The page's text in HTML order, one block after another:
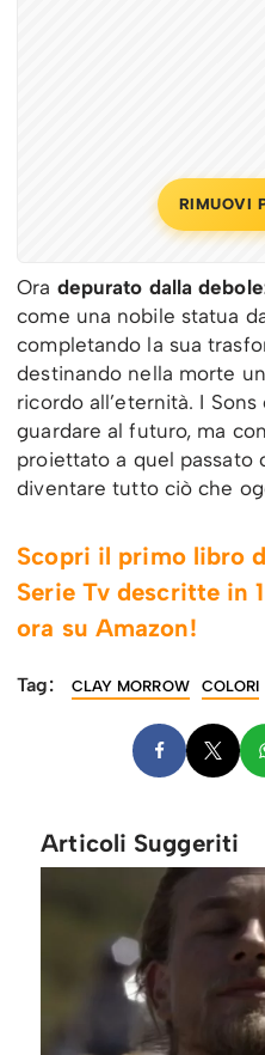
RIMUOVI
Ora depurato dalla
come una nobile statua
completando la sua
destinando nella morte
ricordo all’eternità. I
guardare al futuro, ma
proiettato a quel passato
diventare tutto ciò che
Scopri il primo libro
Serie Tv descritte in
ora su Amazon!
Tag: CLAY MORROW COLORI
Articoli Suggeriti